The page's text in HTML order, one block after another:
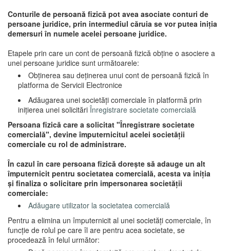
Conturile de persoană fizică pot avea asociate conturi de
persoane juridice, prin intermediul căruia se vor putea iniția
demersuri în numele acelei persoane juridice.
Etapele prin care un cont de persoană fizică obține o asociere a
unei persoane juridice sunt următoarele:
Obținerea sau deținerea unui cont de persoană fizică în
platforma de Servicii Electronice
Adăugarea unei societăți comerciale în platformă prin
inițierea unei solicitări Înregistrare societate comercială
Persoana fizică care a solicitat "Înregistrare societate
comercială", devine împuternicitul acelei societății
comerciale cu rol de administrare.
În cazul în care persoana fizică dorește să adauge un alt
împuternicit pentru societatea comercială, acesta va iniția
și finaliza o solicitare prin impersonarea societății
comerciale:
Adăugare utilizator la societatea comercială
Pentru a elimina un împuternicit al unei societăți comerciale, în
funcție de rolul pe care îl are pentru acea societate, se
procedează în felul următor: